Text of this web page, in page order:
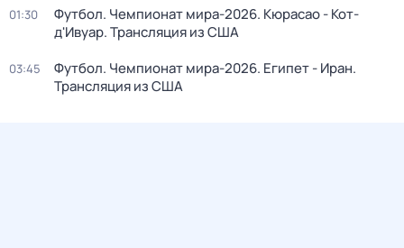
01:30
Футбол. Чемпионат мира-2026. Кюрасао - Кот-
д'Ивуар. Трансляция из США
03:45
Футбол. Чемпионат мира-2026. Египет - Иран.
Трансляция из США